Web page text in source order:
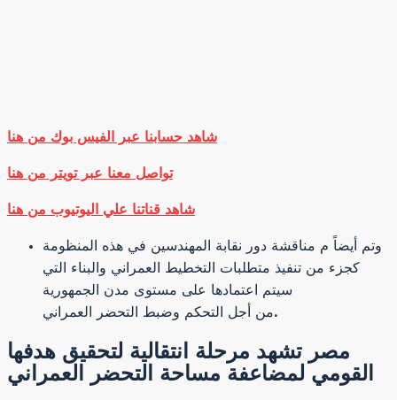
شاهد حسابنا عبر الفيس بوك من هنا
تواصل معنا عبر تويتر من هنا
شاهد قناتنا علي اليوتيوب من هنا
وتم أيضاً م مناقشة دور نقابة المهندسين في هذه المنظومة
كجزء من تنفيذ متطلبات التخطيط العمراني والبناء التي
سيتم اعتمادها على مستوى مدن الجمهورية
من أجل التحكم وضبط التحضر العمراني.
مصر تشهد مرحلة انتقالية لتحقيق هدفها
القومي لمضاعفة مساحة التحضر العمراني